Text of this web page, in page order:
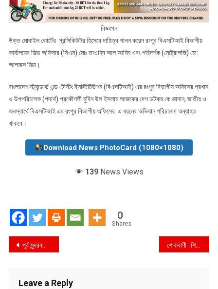
বিজ্ঞাপন
উক্ত মোবাইল কোর্টের প্রসিকিউটর হিসেবে দায়িত্ব পালন করেন রংপুর বিএসটিআই বিভাগীয়
কার্যালয়ের ফিল্ড অফিসার (সিএম) মোঃ তাওহিদ আল আমিন এবং পরিদর্শক (মেট্রোলজি) মো:
আলমাস মিয়া।
বাংলাদেশ স্ট্যান্ডার্ড এন্ড টেস্টিং ইনস্টিটিউশন (বিএসটিআই) এর রংপুর বিভাগীয় অফিসের প্রধান
ও উপপরিচালক (পদার্থ) প্রকৌশলী মুবিন উল ইসলাম আজকের দেশ ডটকম কে জানান, জাতীয় ও
জনস্বার্থে বিএসটিআই এর রংপুর বিভাগীয় অফিসের এ ধরনের অভিযান পরিচালনা অব্যাহত
থাকবে।
Download News PhotoCard (1080×1080)
139 News Views
0
Shares
Post
পূর্ব সুন্দরবনে নিষেধাজ্ঞা অমান্য করে মাছ ও কাঁকড়া শিকার : ১টি নৌকা ও দুই শতাধিক চারুসহ ৪ জেলে আটক শোকবাণী :শিক্ষা প্রতিষ্ঠানে বিমান বিধ্বস্তের ঘটনায় খেলাফত মজলিসের শোক
Leave a Reply